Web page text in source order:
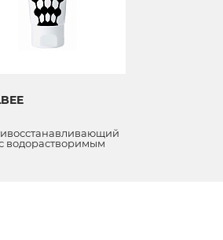
водорастворимым